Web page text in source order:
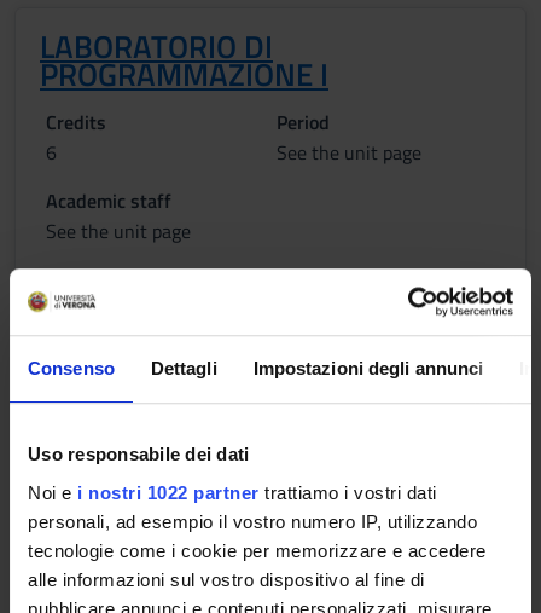
Consenso Dettagli Impostazioni degli annunci
Uso responsabile dei dati
Noi e i nostri 1022 partner trattiamo i vostri dati
personali, ad esempio il vostro numero IP, utilizzando
tecnologie come i cookie per memorizzare e accedere
alle informazioni sul vostro dispositivo al fine di
pubblicare annunci e contenuti personalizzati, misurare
LABORATORIO DI
PROGRAMMAZIONE I
Credits
6
Period
See the unit page
Academic staff
See the unit page
Learning outcomes
Module: LABORATORIO DI PROGRAMMAZIONE I
-------
Module: PROGRAMMAZIONE PER BIOINFORMATICA
-------
The aim of this course is introducing the students to
structured programming by using the C programming